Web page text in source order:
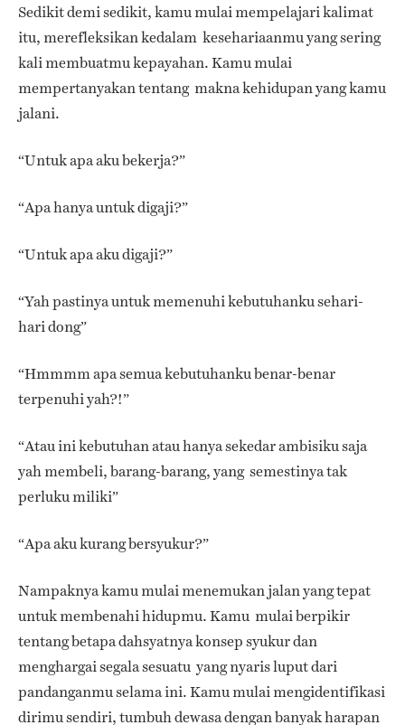
Sedikit demi sedikit, kamu mulai mempelajari kalimat
itu, merefleksikan kedalam kesehariaanmu yang sering
kali membuatmu kepayahan. Kamu mulai
mempertanyakan tentang makna kehidupan yang kamu
jalani.
“Untuk apa aku bekerja?”
“Apa hanya untuk digaji?”
“Untuk apa aku digaji?”
“Yah pastinya untuk memenuhi kebutuhanku sehari-
hari dong”
“Hmmmm apa semua kebutuhanku benar-benar
terpenuhi yah?!”
“Atau ini kebutuhan atau hanya sekedar ambisiku saja
yah membeli, barang-barang, yang semestinya tak
perluku miliki”
“Apa aku kurang bersyukur?”
Nampaknya kamu mulai menemukan jalan yang tepat
untuk membenahi hidupmu. Kamu mulai berpikir
tentang betapa dahsyatnya konsep syukur dan
menghargai segala sesuatu yang nyaris luput dari
pandanganmu selama ini. Kamu mulai mengidentifikasi
dirimu sendiri, tumbuh dewasa dengan banyak harapan